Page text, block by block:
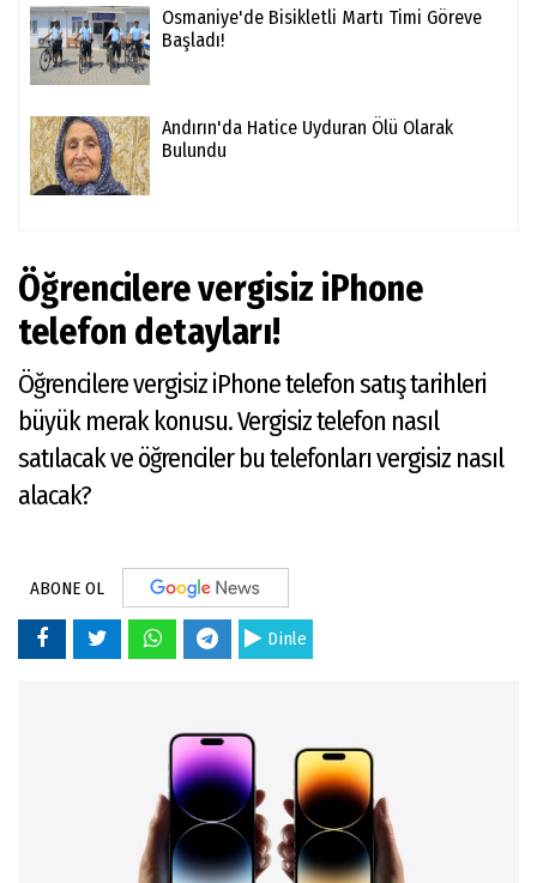
Osmaniye'de Bisikletli Martı Timi Göreve
Başladı!
Andırın'da Hatice Uyduran Ölü Olarak
Bulundu
Öğrencilere vergisiz iPhone
telefon detayları!
Öğrencilere vergisiz iPhone telefon satış tarihleri
büyük merak konusu. Vergisiz telefon nasıl
satılacak ve öğrenciler bu telefonları vergisiz nasıl
alacak?
ABONE OL
Dinle